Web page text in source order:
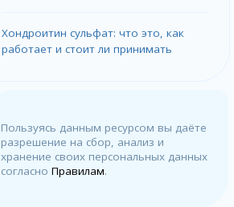
Хондроитин сульфат: что это, как
работает и стоит ли принимать
Пользуясь данным ресурсом вы даёте
разрешение на сбор, анализ и
хранение своих персональных данных
согласноПравилам.